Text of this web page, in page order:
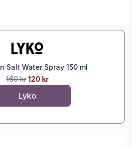
Salt Water Spray 150 ml
160 kr120 kr
Lyko